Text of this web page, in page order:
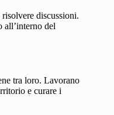
discussioni.
all’interno del
tra loro. Lavorano
e curare i